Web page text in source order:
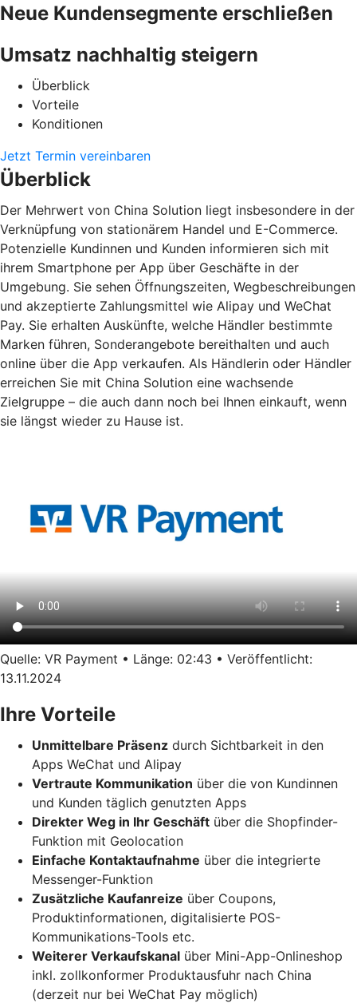
Neue Kundensegmente erschließen
Umsatz nachhaltig steigern
Überblick
Vorteile
Konditionen
Jetzt Termin vereinbaren
Überblick
Der Mehrwert von China Solution liegt insbesondere in der
Verknüpfung von stationärem Handel und E-Commerce.
Potenzielle Kundinnen und Kunden informieren sich mit
ihrem Smartphone per App über Geschäfte in der
Umgebung. Sie sehen Öffnungszeiten, Wegbeschreibungen
und akzeptierte Zahlungsmittel wie Alipay und WeChat
Pay. Sie erhalten Auskünfte, welche Händler bestimmte
Marken führen, Sonderangebote bereithalten und auch
online über die App verkaufen. Als Händlerin oder Händler
erreichen Sie mit China Solution eine wachsende
Zielgruppe – die auch dann noch bei Ihnen einkauft, wenn
sie längst wieder zu Hause ist.
Quelle: VR Payment • Länge: 02:43 • Veröffentlicht:
13.11.2024
Ihre Vorteile
Unmittelbare Präsenz durch Sichtbarkeit in den
Apps WeChat und Alipay
Vertraute Kommunikation über die von Kundinnen
und Kunden täglich genutzten Apps
Direkter Weg in Ihr Geschäft über die Shopfinder-
Funktion mit Geolocation
Einfache Kontaktaufnahme über die integrierte
Messenger-Funktion
Zusätzliche Kaufanreize über Coupons,
Produktinformationen, digitalisierte POS-
Kommunikations-Tools etc.
Weiterer Verkaufskanal über Mini-App-Onlineshop
inkl. zollkonformer Produktausfuhr nach China
(derzeit nur bei WeChat Pay möglich)